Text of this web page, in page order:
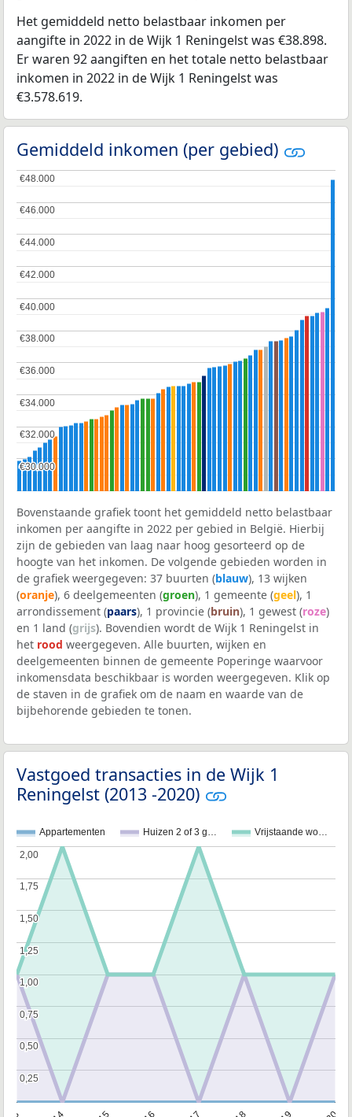
Het gemiddeld netto belastbaar inkomen per
aangifte in 2022 in de Wijk 1 Reningelst was €38.898.
Er waren 92 aangiften en het totale netto belastbaar
inkomen in 2022 in de Wijk 1 Reningelst was
€3.578.619.
Gemiddeld inkomen (per gebied)
€30.000
€30.000
€32.000
€32.000
€34.000
€34.000
€36.000
€36.000
€38.000
€38.000
€40.000
€40.000
€42.000
€42.000
€44.000
€44.000
€46.000
€46.000
€48.000
€48.000
Bovenstaande grafiek toont het gemiddeld netto belastbaar
inkomen per aangifte in 2022 per gebied in België. Hierbij
zijn de gebieden van laag naar hoog gesorteerd op de
hoogte van het inkomen. De volgende gebieden worden in
de grafiek weergegeven: 37 buurten (blauw), 13 wijken
(oranje), 6 deelgemeenten (groen), 1 gemeente (geel), 1
arrondissement (paars), 1 provincie (bruin), 1 gewest (roze)
en 1 land (grijs). Bovendien wordt de Wijk 1 Reningelst in
het rood weergegeven. Alle buurten, wijken en
deelgemeenten binnen de gemeente Poperinge waarvoor
inkomensdata beschikbaar is worden weergegeven. Klik op
de staven in de grafiek om de naam en waarde van de
bijbehorende gebieden te tonen.
Vastgoed transacties in de Wijk 1
Reningelst (2013 -2020)
Appartementen Huizen 2 of 3 g… Vrijstaande wo…
0,25
0,25
0,50
0,50
0,75
0,75
1,00
1,00
1,25
1,25
1,50
1,50
1,75
1,75
2,00
2,00